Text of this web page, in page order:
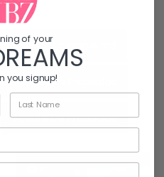
De La Propiedad
De La Propiedad
Agente De Propiedad
of your
you signup!